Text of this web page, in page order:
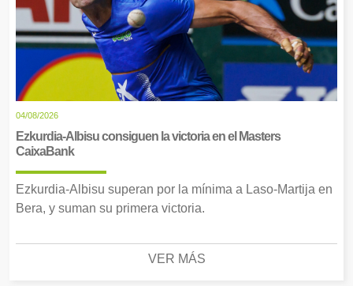
04/08/2026
Ezkurdia-Albisu consiguen la victoria en el Masters
CaixaBank
Ezkurdia-Albisu superan por la mínima a Laso-Martija en
Bera, y suman su primera victoria.
VER MÁS